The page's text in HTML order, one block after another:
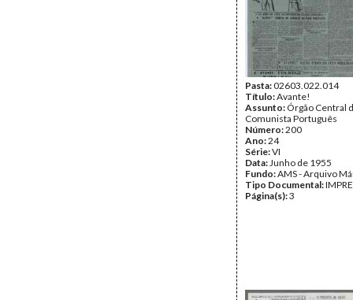
Pasta:02603.022.014
Título:Avante!
Assunto: Órgão Central
Comunista Português
Número:200
Ano:24
Série:VI
Data:Junho de 1955
Fundo:AMS - Arquivo
Tipo Documental:
Página(s):3